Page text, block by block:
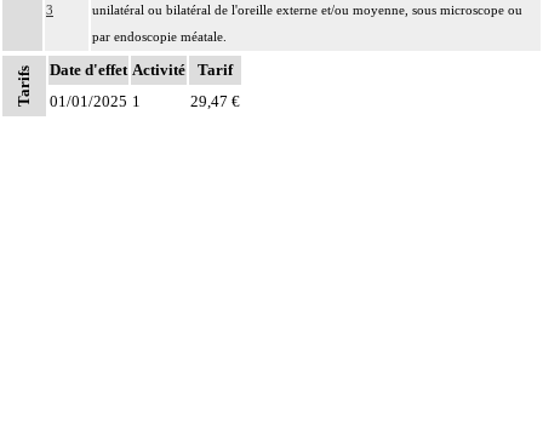
3
unilatéral ou bilatéral de l'oreille externe et/ou moyenne, sous microscope ou
par endoscopie méatale.
Tarifs Date d'effet Activité
Tarif
01/01/2025 1 29,47 €